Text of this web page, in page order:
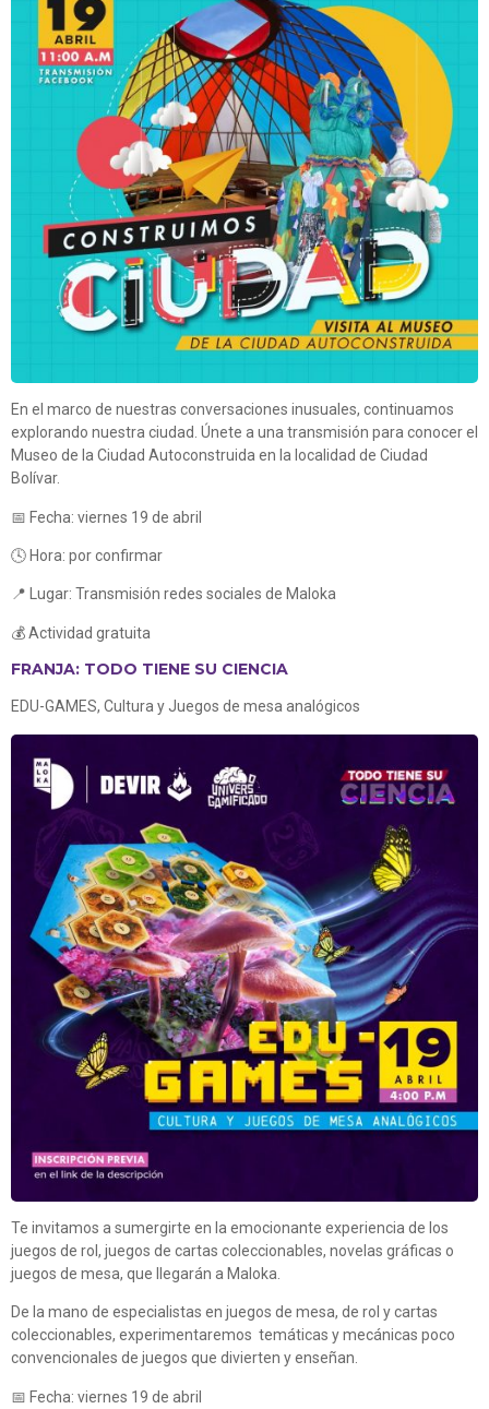
En el marco de nuestras conversaciones inusuales, continuamos
explorando nuestra ciudad. Únete a una transmisión para conocer el
Museo de la Ciudad Autoconstruida en la localidad de Ciudad
Bolívar.
📅 Fecha: viernes 19 de abril
🕓 Hora: por confirmar
📍 Lugar: Transmisión redes sociales de Maloka
💰 Actividad gratuita
FRANJA: TODO TIENE SU CIENCIA
EDU-GAMES, Cultura y Juegos de mesa analógicos
Te invitamos a sumergirte en la emocionante experiencia de los
juegos de rol, juegos de cartas coleccionables, novelas gráficas o
juegos de mesa, que llegarán a Maloka.
De la mano de especialistas en juegos de mesa, de rol y cartas
coleccionables, experimentaremos temáticas y mecánicas poco
convencionales de juegos que divierten y enseñan.
📅 Fecha: viernes 19 de abril